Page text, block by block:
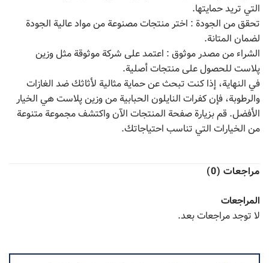
التي تريد حمايتها.
تحقق من الجودة : اختر منتجات مصنوعة من مواد عالية الجودة
لضمان المتانة.
الشراء من مصدر موثوق : اعتمد على شركة موثوقة مثل وزین
پلاست للحصول على منتجات أصلية.
في النهاية، إذا كنت تبحث عن حماية مثالية لأثاثك ضد الغازات
والرطوبة، فإن كفرات النايلون الحبابية من وزین پلاست هي الخيار
الأفضل. قم بزيارة صفحة المنتجات الآن واكتشف مجموعة متنوعة
من الخيارات التي تناسب احتياجاتك.
مراجعات (0)
المراجعات
لا توجد مراجعات بعد.